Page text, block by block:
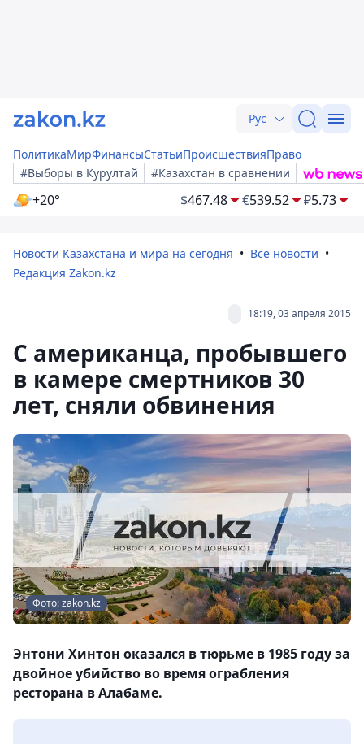
Рус
ПолитикаМирФинансыСтатьиПроисшествияПраво
#Выборы в Курултай
#Казахстан в сравнении
+20° $467.48 €539.52 ₽5.73
Новости Казахстана и мира на сегодня
Все новости
Редакция Zakon.kz
18:19, 03 апреля 2015
С американца, пробывшего
в камере смертников 30
лет, сняли обвинения
Фото: zakon.kz
Энтони Хинтон оказался в тюрьме в 1985 году за
двойное убийство во время ограбления
ресторана в Алабаме.